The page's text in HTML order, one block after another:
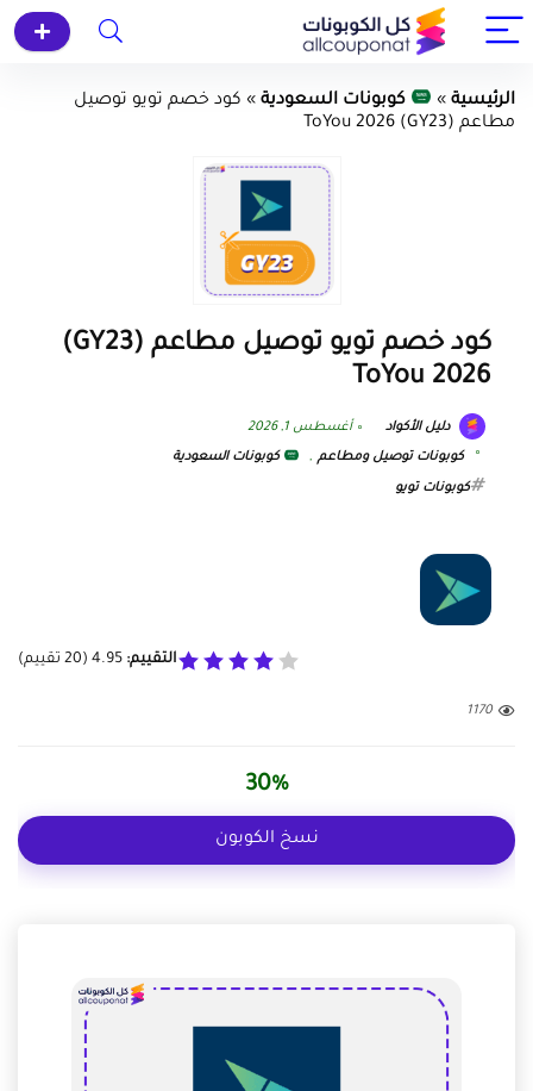
الرئيسية » كوبونات السعودية » كود خصم تويو توصيل
مطاعم (GY23) ToYou 2026
كود خصم تويو توصيل مطاعم (GY23)
ToYou 2026
دليل الأكواد أغسطس 1, 2026
كوبونات توصيل ومطاعم , كوبونات السعودية
كوبونات تويو
التقييم: 4.95
(
20 تقييم)
1170
30%
نسخ الكوبون